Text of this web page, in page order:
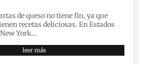
de queso no tiene fin, ya que
recetas deliciosas. En Estados
York...
leer más